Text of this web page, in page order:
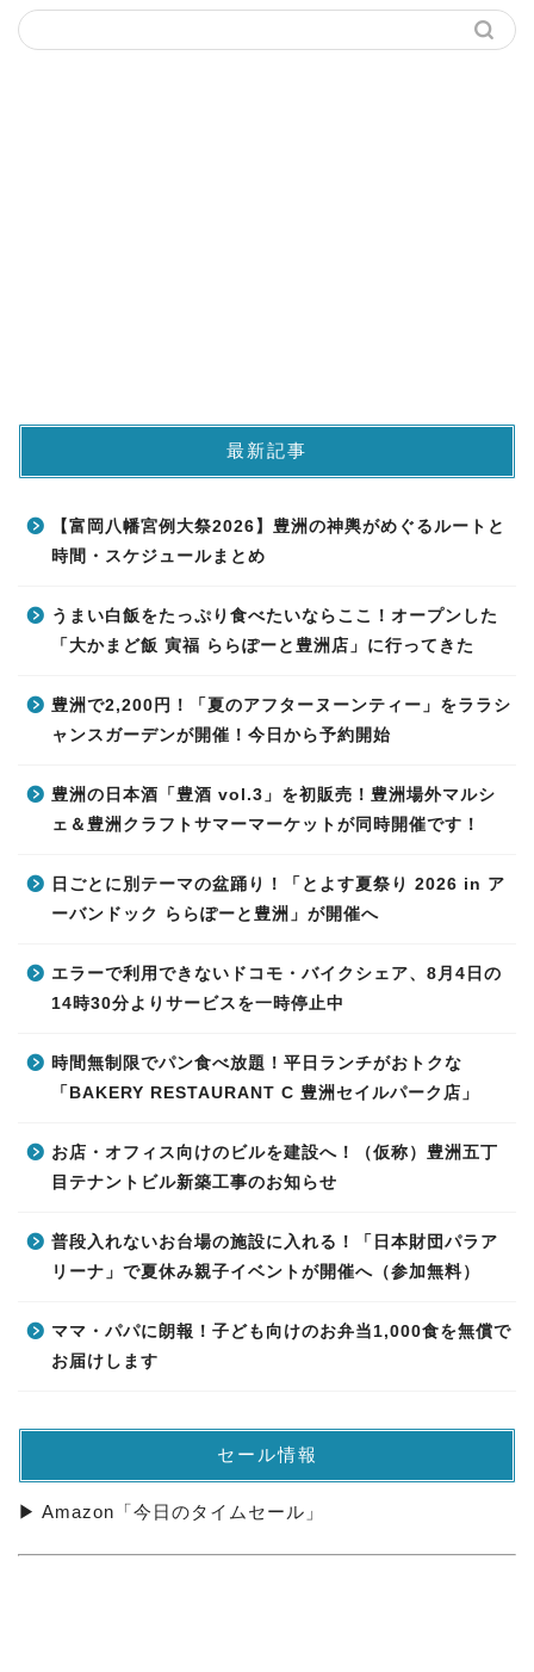
最新記事
【富岡八幡宮例大祭2026】豊洲の神輿がめぐるルートと
時間・スケジュールまとめ
うまい白飯をたっぷり食べたいならここ！オープンした
「大かまど飯 寅福 ららぽーと豊洲店」に行ってきた
豊洲で2,200円！「夏のアフターヌーンティー」をララシ
ャンスガーデンが開催！今日から予約開始
豊洲の日本酒「豊酒 vol.3」を初販売！豊洲場外マルシ
ェ＆豊洲クラフトサマーマーケットが同時開催です！
日ごとに別テーマの盆踊り！「とよす夏祭り 2026 in ア
ーバンドック ららぽーと豊洲」が開催へ
エラーで利用できないドコモ・バイクシェア、8月4日の
14時30分よりサービスを一時停止中
時間無制限でパン食べ放題！平日ランチがおトクな
「BAKERY RESTAURANT C 豊洲セイルパーク店」
お店・オフィス向けのビルを建設へ！（仮称）豊洲五丁
目テナントビル新築工事のお知らせ
普段入れないお台場の施設に入れる！「日本財団パラア
リーナ」で夏休み親子イベントが開催へ（参加無料）
ママ・パパに朗報！子ども向けのお弁当1,000食を無償で
お届けします
セール情報
▶ Amazon「今日のタイムセール」